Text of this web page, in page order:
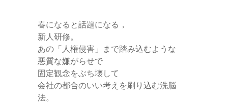
春になると話題になる，
新人研修。
あの「人権侵害」まで踏み込むような
悪質な嫌がらせで
固定観念をぶち壊して
会社の都合のいい考えを刷り込む洗脳
法。